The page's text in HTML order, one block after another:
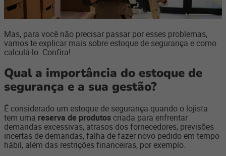
Mas, para você não precisar passar por esses problemas,
vamos te explicar mais sobre estoque de segurança e como
calculá-lo. Confira!
Qual a importância do estoque de
segurança e a sua gestão?
É considerado um estoque de segurança quando o lojista
tem uma reserva de produtos criada para enfrentar
demandas excessivas, atrasos dos fornecedores, previsões
incertas de demandas, falha de fazer novo pedido em tempo
hábil, além das restrições financeiras, por exemplo.